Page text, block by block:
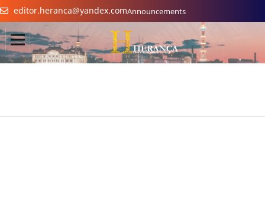
editor.heranca@yandex.comAnnouncements